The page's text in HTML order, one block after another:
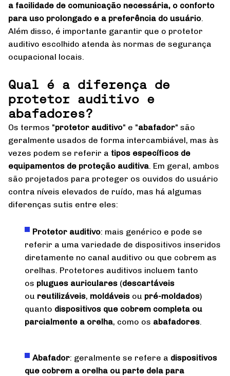
a facilidade de comunicação necessária, o conforto
para uso prolongado e a preferência do usuário.
Além disso, é importante garantir que o protetor
auditivo escolhido atenda às normas de segurança
ocupacional locais.
Qual é a diferença de
protetor auditivo e
abafadores?
Os termos "protetor auditivo" e "abafador" são
geralmente usados de forma intercambiável, mas às
vezes podem se referir a tipos específicos de
equipamentos de proteção auditiva. Em geral, ambos
são projetados para proteger os ouvidos do usuário
contra níveis elevados de ruído, mas há algumas
diferenças sutis entre eles:
Protetor auditivo: mais genérico e pode se
referir a uma variedade de dispositivos inseridos
diretamente no canal auditivo ou que cobrem as
orelhas. Protetores auditivos incluem tanto
os plugues auriculares (descartáveis
ou reutilizáveis, moldáveis ou pré-moldados)
quanto dispositivos que cobrem completa ou
parcialmente a orelha, como os abafadores.
Abafador: geralmente se refere a dispositivos
que cobrem a orelha ou parte dela para